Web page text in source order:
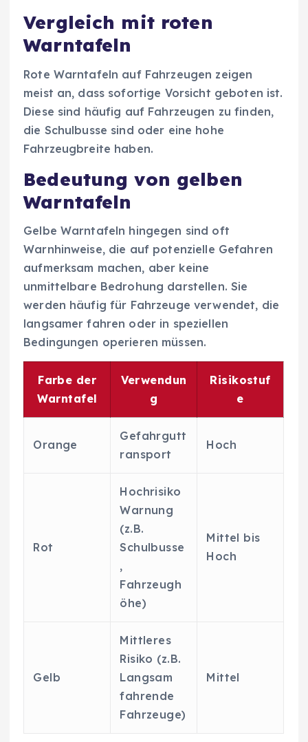
Vergleich mit roten
Warntafeln
Rote Warntafeln auf Fahrzeugen zeigen
meist an, dass sofortige Vorsicht geboten ist.
Diese sind häufig auf Fahrzeugen zu finden,
die Schulbusse sind oder eine hohe
Fahrzeugbreite haben.
Bedeutung von gelben
Warntafeln
Gelbe Warntafeln hingegen sind oft
Warnhinweise, die auf potenzielle Gefahren
aufmerksam machen, aber keine
unmittelbare Bedrohung darstellen. Sie
werden häufig für Fahrzeuge verwendet, die
langsamer fahren oder in speziellen
Bedingungen operieren müssen.
Farbe der
Warntafel
Verwendun
g
Risikostuf
e
Orange
Gefahrgutt
ransport
Hoch
Rot
Hochrisiko
Warnung
(z.B.
Schulbusse
,
Fahrzeugh
öhe)
Mittel bis
Hoch
Gelb
Mittleres
Risiko (z.B.
Langsam
fahrende
Fahrzeuge)
Mittel